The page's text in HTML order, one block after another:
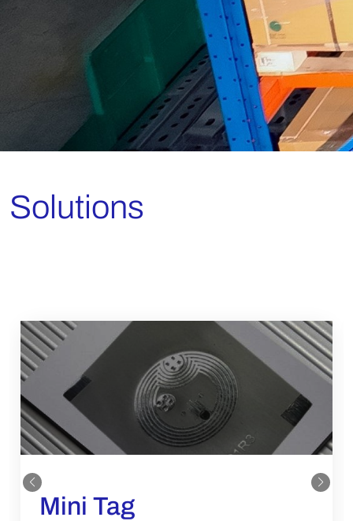
Solutions
Mini Tag